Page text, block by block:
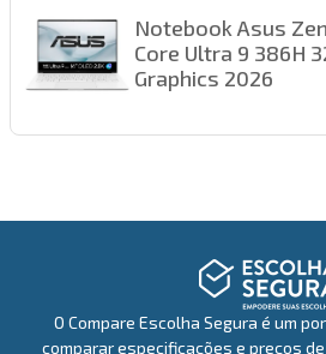
Notebook Asus
Core Ultra 9 386H
Graphics 2026
O Compare Escolha Segura é um
comparar especificações e preços